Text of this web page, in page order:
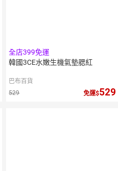
全店399免運
韓國3CE水嫩生機氣墊腮紅
巴布百貨
529
免運 529